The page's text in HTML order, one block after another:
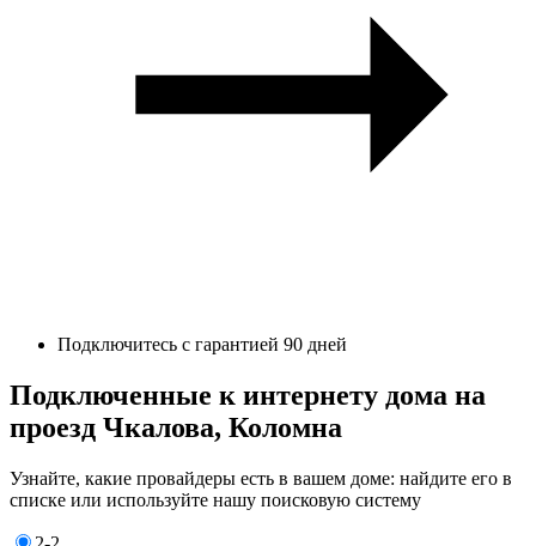
Подключитесь с гарантией 90 дней
Подключенные к интернету дома на
проезд Чкалова, Коломна
Узнайте, какие провайдеры есть в вашем доме: найдите его в
списке или используйте нашу поисковую систему